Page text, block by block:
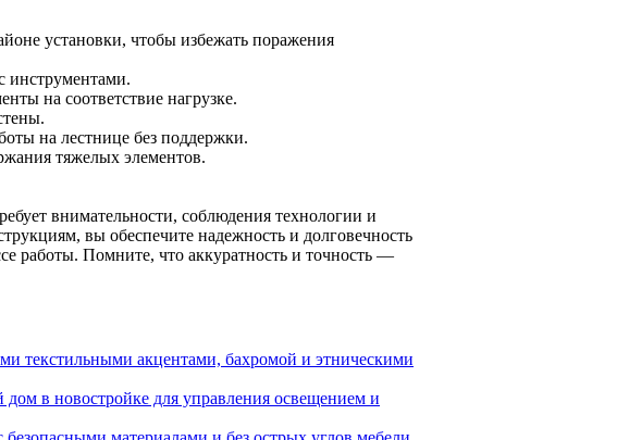
установки, чтобы избежать поражения
инструментами.
на соответствие нагрузке.
на лестнице без поддержки.
тяжелых элементов.
внимательности, соблюдения технологии и
вы обеспечите надежность и долговечность
работы. Помните, что аккуратность и точность —
текстильными акцентами, бахромой и этническими
в новостройке для управления освещением и